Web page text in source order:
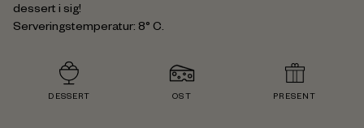
dessert i sig!
Serveringstemperatur: 8° C.
DESSERT OST PRESENT